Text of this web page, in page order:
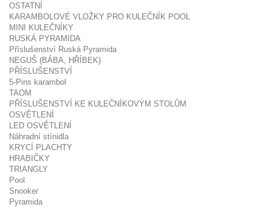
OSTATNÍ
KARAMBOLOVÉ VLOŽKY PRO KULEČNÍK POOL
MINI KULEČNÍKY
RUSKÁ PYRAMIDA
Příslušenství Ruská Pyramida
NEGUŠ (BÁBA, HŘÍBEK)
PŘÍSLUŠENSTVÍ
5-Pins karambol
TAOM
PŘÍSLUŠENSTVÍ KE KULEČNÍKOVÝM STOLŮM
OSVĚTLENÍ
LED OSVĚTLENÍ
Náhradní stínidla
KRYCÍ PLACHTY
HRABIČKY
TRIANGLY
Pool
Snooker
Pyramida